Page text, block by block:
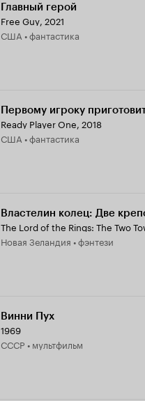
Главный герой
Free Guy, 2021
США • фантастика
Первому игроку
Ready Player One, 2018
США • фантастика
Властелин колец: Две
The Lord of the Rings: The Two
Новая Зеландия • фэнтези
Винни Пух
1969
СССР • мультфильм